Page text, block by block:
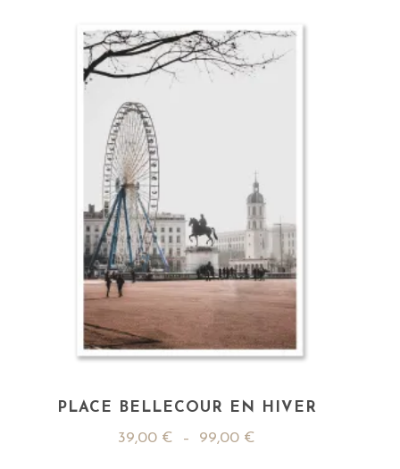
PLACE BELLECOUR EN HIVER
39,00 € – 99,00 €